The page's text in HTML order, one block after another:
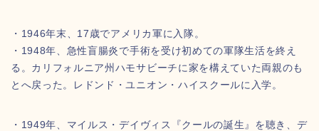
・1946年末、17歳でアメリカ軍に入隊。
・1948年、急性盲腸炎で手術を受け初めての軍隊生活を終え
る。カリフォルニア州ハモサビーチに家を構えていた両親のも
とへ戻った。レドンド・ユニオン・ハイスクールに入学。
・1949年、マイルス・デイヴィス『クールの誕生』を聴き、デ